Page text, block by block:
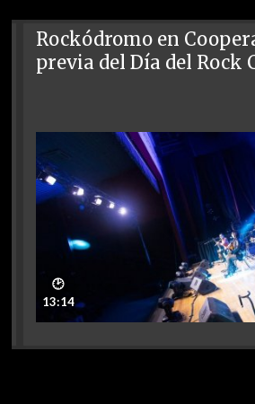
Rockódromo en
previa del Día del Rock
🕑
13:14